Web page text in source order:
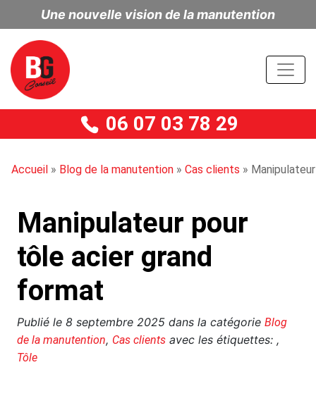
Une nouvelle vision de la manutention
06 07 03 78 29
Accueil » Blog de la manutention » Cas clients »
Manipulateur pour
tôle acier grand
format
Publié le 8 septembre 2025 dans la catégorie Blog
de la manutention, Cas clients avec les étiquettes: ,
Tôle